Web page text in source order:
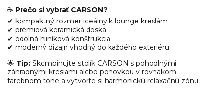
☕ Prečo si vybrať CARSON?
✔ kompaktný rozmer ideálny k lounge kreslám
✔ prémiová keramická doska
✔ odolná hliníková konštrukcia
✔ moderný dizajn vhodný do každého exteriéru
🌟 Tip: Skombinujte stolík CARSON s pohodlnými
záhradnými kreslami alebo pohovkou v rovnakom
farebnom tóne a vytvorte si harmonickú relaxačnú zónu.